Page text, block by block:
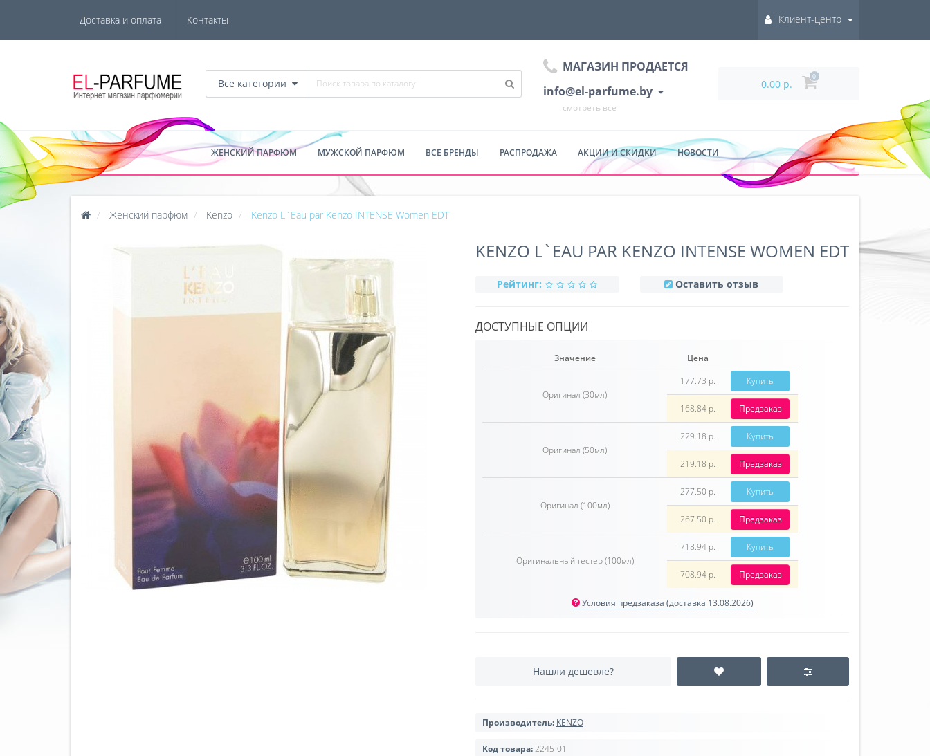
Доставка и оплата Контакты Клиент-центр
Все категории
МАГАЗИН ПРОДАЕТСЯ
info@el-parfume.by
смотреть все
0.00 р.
0
ЖЕНСКИЙ ПАРФЮМ МУЖСКОЙ ПАРФЮМ ВСЕ БРЕНДЫ РАСПРОДАЖА АКЦИИ И СКИДКИ НОВОСТИ
Женский парфюм Kenzo Kenzo L`Eau par Kenzo INTENSE Women EDT
KENZO L`EAU PAR KENZO INTENSE WOMEN EDT
Рейтинг: Оставить отзыв
ДОСТУПНЫЕ ОПЦИИ
Значение Цена
Оригинал (30мл)
177.73 р. Купить
168.84 р. Предзаказ
Оригинал (50мл)
229.18 р. Купить
219.18 р. Предзаказ
Оригинал (100мл)
277.50 р. Купить
267.50 р. Предзаказ
Оригинальный тестер (100мл)
718.94 р. Купить
708.94 р. Предзаказ
Условия предзаказа (доставка 13.08.2026)
Нашли дешевле?
Производитель: KENZO
Код товара:2245-01